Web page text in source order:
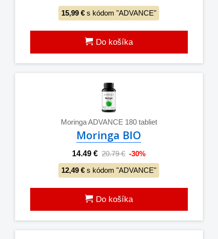
15,99 € s kódom "ADVANCE"
Do košíka
Moringa ADVANCE 180 tabliet
Moringa BIO
14.49 € 20.79 € -30%
12,49 € s kódom "ADVANCE"
Do košíka